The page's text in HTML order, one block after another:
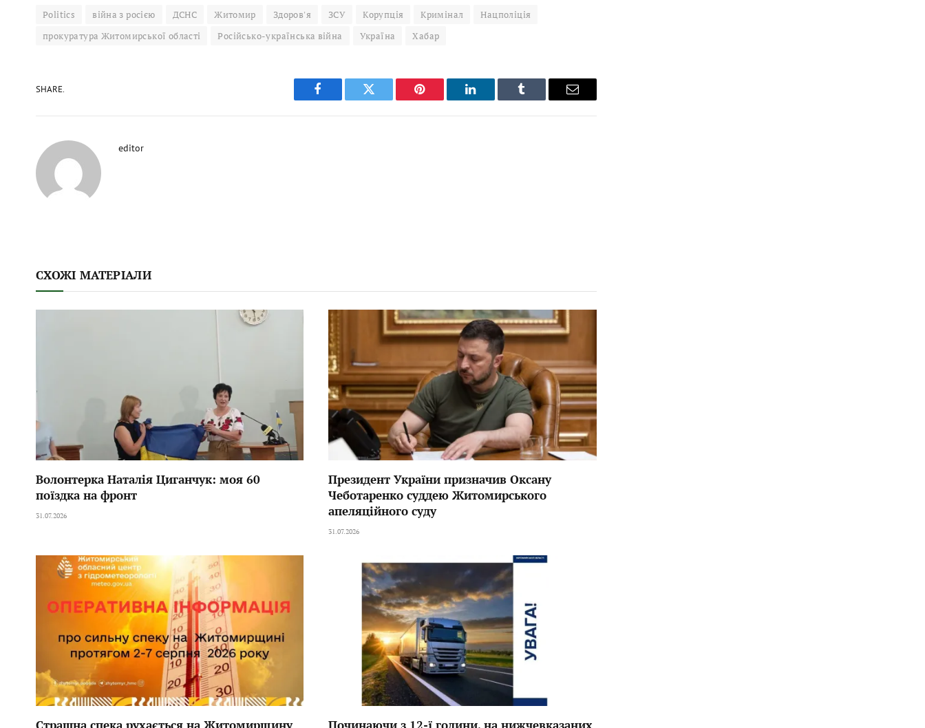
Politics війна з росією ДСНС Житомир Здоров'я ЗСУ Корупція Кримінал
Нацполіція
прокуратура Житомирської області
Російсько-українська війна Україна Хабар
SHARE.
Facebook Twitter Pinterest LinkedIn Tumblr Email
editor
СХОЖІ МАТЕРІАЛИ
Волонтерка Наталія Циганчук: моя 60
поїздка на фронт
31.07.2026
Президент України призначив Оксану
Чеботаренко суддею Житомирського
апеляційного суду
31.07.2026
Страшна спека рухається на Житомирщину Починаючи з 12-ї години, на нижчевказаних